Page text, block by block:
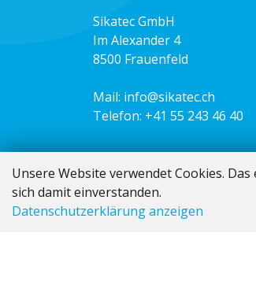
Sikatec GmbH
Im Alexander 4
8500 Frauenfeld
Mail: info@sikatec.ch
Telefon: +41 55 243 46 40
Unsere Website verwendet Cookies.
sich damit einverstanden.
Datenschutzerklärung anzeigen